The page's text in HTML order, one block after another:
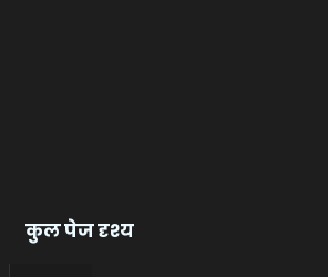
कुल पेज दृश्य